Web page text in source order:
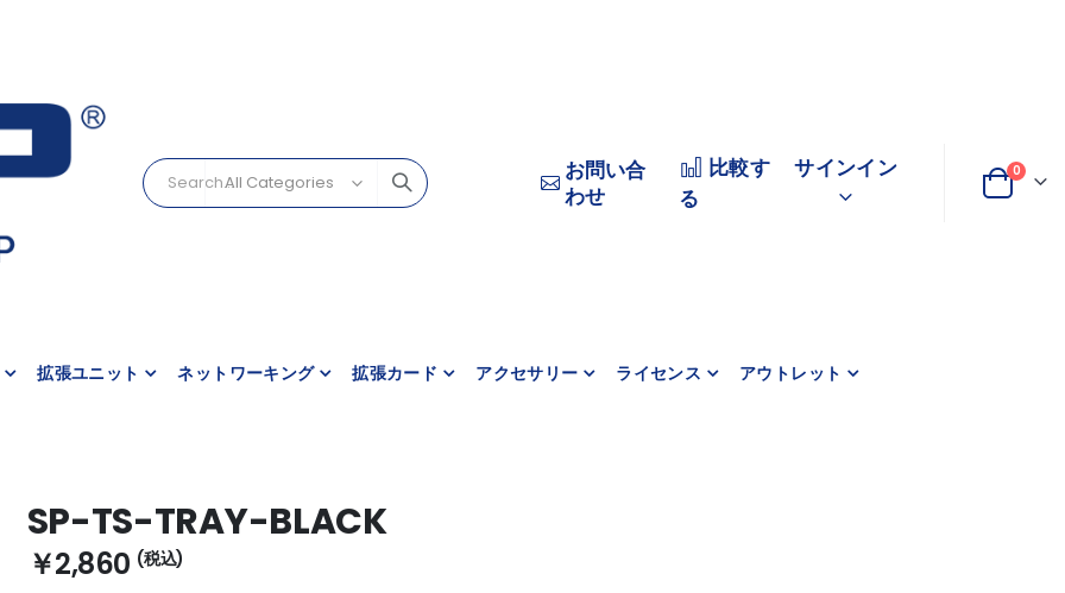
お問い合
わせ
比較す
る
サインイン
変
カート
0商品
拡張ユニット ネットワーキング 拡張カード アクセサリー ライセンス アウトレット
SP-TS-TRAY-BLACK
￥2,860